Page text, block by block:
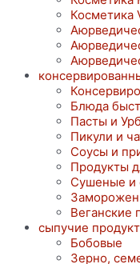
Косметика
Блюда
Пасты и
Пикули и
Соусы и
Продукты
Сушеные и
Веганские
сыпучие
Бобовые
Зерно,